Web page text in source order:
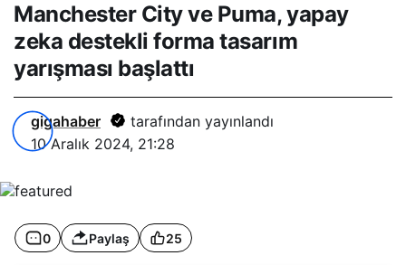
destekli forma
tasarım yarışması
başlattı
Manchester City ve Puma, yapay
zeka destekli forma tasarım
yarışması başlattı
gigahaber
tarafından yayınlandı
10 Aralık 2024, 21:28
0 Paylaş 25